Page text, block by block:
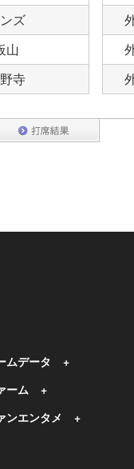
ズ
山
寺
ムデータ
ーム
ンエンタメ